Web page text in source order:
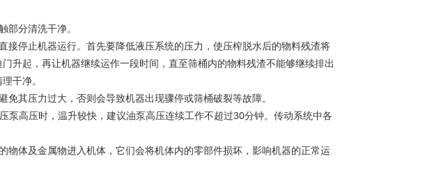
分清洗干净。
停止机器运行。首先要降低液压系统的压力，使压榨脱水后的物料残渣将
升起，再让机器继续运作一段时间，直至筛桶内的物料残渣不能够继续排出
干净。
其压力过大，否则会导致机器出现骤停或筛桶破裂等故障。
高压时，温升较快，建议油泵高压连续工作不超过30分钟。传动系统中各
体及金属物进入机体，它们会将机体内的零部件损坏，影响机器的正常运